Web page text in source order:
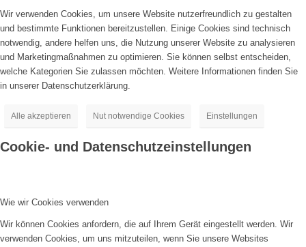
Wir verwenden Cookies, um unsere Website nutzerfreundlich zu gestalten
und bestimmte Funktionen bereitzustellen. Einige Cookies sind technisch
notwendig, andere helfen uns, die Nutzung unserer Website zu analysieren
und Marketingmaßnahmen zu optimieren. Sie können selbst entscheiden,
welche Kategorien Sie zulassen möchten. Weitere Informationen finden Sie
in unserer Datenschutzerklärung.
Alle akzeptieren Nut notwendige Cookies Einstellungen
Cookie- und Datenschutzeinstellungen
Wie wir Cookies verwenden
Wir können Cookies anfordern, die auf Ihrem Gerät eingestellt werden. Wir
verwenden Cookies, um uns mitzuteilen, wenn Sie unsere Websites